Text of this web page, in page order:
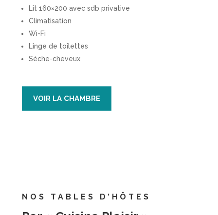
Lit 160×200 avec sdb privative
Climatisation
Wi-Fi
Linge de toilettes
Sèche-cheveux
VOIR LA CHAMBRE
NOS TABLES D’HÔTES